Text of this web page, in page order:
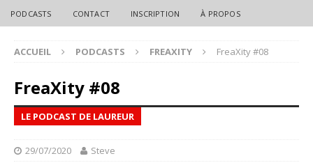
PODCASTS CONTACT INSCRIPTION À PROPOS
ACCUEIL PODCASTS FREAXITY FreaXity #08
FreaXity #08
LE PODCAST DE LAUREUR
29/07/2020 Steve